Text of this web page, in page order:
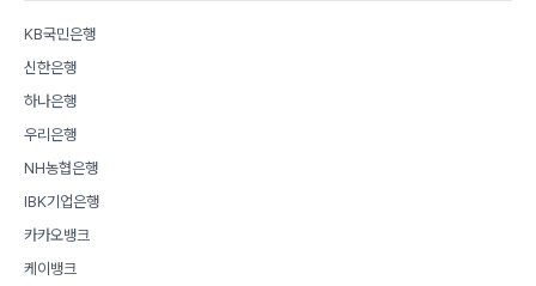
KB국민은행
신한은행
하나은행
우리은행
NH농협은행
IBK기업은행
카카오뱅크
케이뱅크